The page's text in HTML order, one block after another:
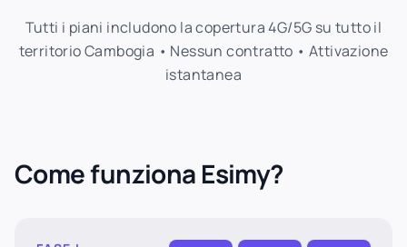
Tutti i piani includono la copertura 4G/5G su tutto il
territorio Cambogia • Nessun contratto • Attivazione
istantanea
Come funziona Esimy?